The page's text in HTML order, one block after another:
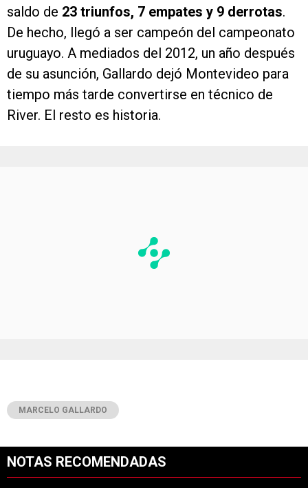
saldo de 23 triunfos, 7 empates y 9 derrotas.
De hecho, llegó a ser campeón del campeonato
uruguayo. A mediados del 2012, un año después
de su asunción, Gallardo dejó Montevideo para
tiempo más tarde convertirse en técnico de
River. El resto es historia.
MARCELO GALLARDO
NOTAS RECOMENDADAS